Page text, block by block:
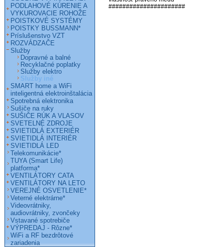
######################
PODLAHOVÉ KÚRENIE A
VYKUROVACIE ROHOŽE
POISTKOVÉ SYSTÉMY
POISTKY BUSSMANN*
Príslušenstvo VZT
ROZVÁDZAČE
Služby
Dopravné a balné
Recyklačné poplatky
Služby elektro
Služby iné
SMART home a WiFi
inteligentná elektroinštalácia
Spotrebná elektronika
Sušiče na ruky
SUŠIČE RÚK A VLASOV
SVETELNÉ ZDROJE
SVIETIDLÁ EXTERIÉR
SVIETIDLÁ INTERIÉR
SVIETIDLÁ LED
Telekomunikácie*
TUYA (Smart Life)
platforma*
VENTILÁTORY CATA
VENTILÁTORY NA LETO
VEREJNÉ OSVETLENIE*
Veterné elektrárne*
Videovrátniky,
audiovrátniky, zvončeky
Vstavané spotrebiče
VÝPREDAJ - Rôzne*
WiFi a RF bezdrôtové
zariadenia